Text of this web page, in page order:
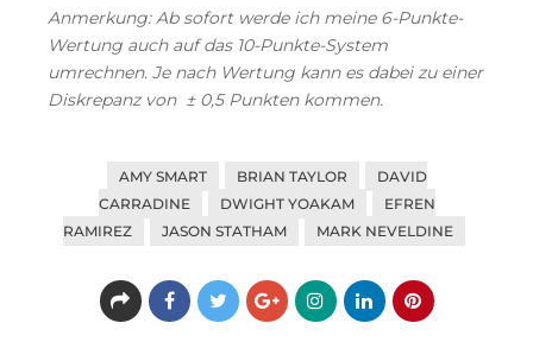
Anmerkung: Ab sofort werde ich meine 6-Punkte-
Wertung auch auf das 10-Punkte-System
umrechnen. Je nach Wertung kann es dabei zu einer
Diskrepanz von ± 0,5 Punkten kommen.
AMY SMART BRIAN TAYLOR
DAVID
CARRADINE
DWIGHT YOAKAM
EFREN
RAMIREZ
JASON STATHAM MARK NEVELDINE